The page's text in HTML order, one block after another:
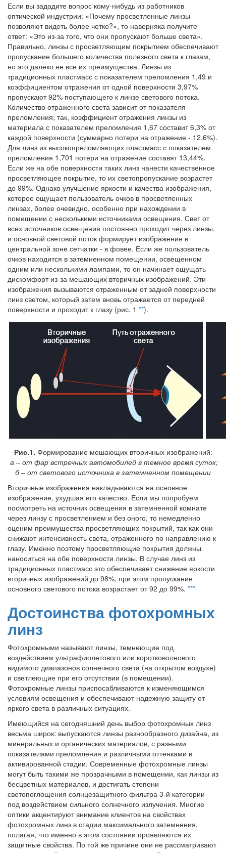
Если вы зададите вопрос кому-нибудь из работников
оптической индустрии: «Почему просветленные линзы
позволяют видеть более четко?», то наверняка получите
ответ: «Это из-за того, что они пропускают больше света».
Правильно, линзы с просветляющим покрытием обеспечивают
пропускание большего количества полезного света к глазам,
но это далеко не все их преимущества. Линзы из
традиционных пластмасс с показателем преломления 1,49 и
коэффициентом отражения от одной поверхности 3,97%
пропускают 92% поступающего к линзе светового потока.
Количество отраженного света зависит от показателя
преломления; так, коэффициент отражения линзы из
материала с показателем преломления 1,67 составит 6,3% от
каждой поверхности (суммарно потери на отражение - 12,6%).
Для линз из высокопреломляющих пластмасс с показателем
преломления 1,701 потери на отражение составят 13,44%.
Если же на обе поверхности таких линз нанести качественное
просветляющее покрытие, то их светопропускание возрастет
до 99%. Однако улучшение яркости и качества изображения,
которое ощущает пользователь очков в просветленных
линзах, более очевидно, особенно при нахождении в
помещении с несколькими источниками освещения. Свет от
всех источников освещения постоянно проходит через линзы,
и основной световой поток формирует изображение в
центральной зоне сетчатки - в фовее. Если же пользователь
очков находится в затемненном помещении, освещенном
одним или несколькими лампами, то он начинает ощущать
дискомфорт из-за мешающих вторичных изображений. Эти
изображения вызываются отраженным от задней поверхности
линз светом, который затем вновь отражается от передней
поверхности и проходит к глазу (рис. 1 **).
Рис.1. Формирование мешающих вторичных изображений:
а – от фар встречных автомобилей в темное время суток;
б – от светового источника в затемненном помещении
Вторичные изображения накладываются на основное
изображение, ухудшая его качество. Если мы попробуем
посмотреть на источник освещения в затемненной комнате
через линзу с просветлением и без оного, то немедленно
оценим преимущества просветляющих покрытий, так как они
снижают интенсивность света, отраженного по направлению к
глазу. Именно поэтому просветляющие покрытия должны
наноситься на обе поверхности линзы. В случае линз из
традиционных пластмасс это обеспечивает снижение яркости
вторичных изображений до 98%, при этом пропускание
основного светового потока возрастает от 92 до 99%. ***
Достоинства фотохромных
линз
Фотохромными называют линзы, темнеющие под
воздействием ультрафиолетового или коротковолнового
видимого диапазонов солнечного света (на открытом воздухе)
и светлеющие при его отсутствии (в помещении).
Фотохромные линзы приспосабливаются к изменяющимся
условиям освещения и обеспечивают надежную защиту от
яркого света в различных ситуациях.
Имеющийся на сегодняшний день выбор фотохромных линз
весьма широк: выпускаются линзы разнообразного дизайна, из
минеральных и органических материалов, с разными
показателями преломления и различными оттенками в
активированной стадии. Современные фотохромные линзы
могут быть такими же прозрачными в помещении, как линзы из
бесцветных материалов, и достигать степени
светопоглощения солнцезащитного фильтра 3-й категории
под воздействием сильного солнечного излучения. Многие
оптики акцентируют внимание клиентов на свойствах
фотохромных линз в стадии максимального затемнения,
полагая, что именно в этом состоянии проявляются их
защитные свойства. По той же причине они не рассматривают